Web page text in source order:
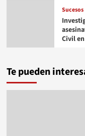
Sucesos
Civil
Te pueden